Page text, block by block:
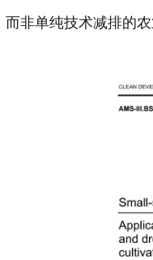
而非单纯技术减排的